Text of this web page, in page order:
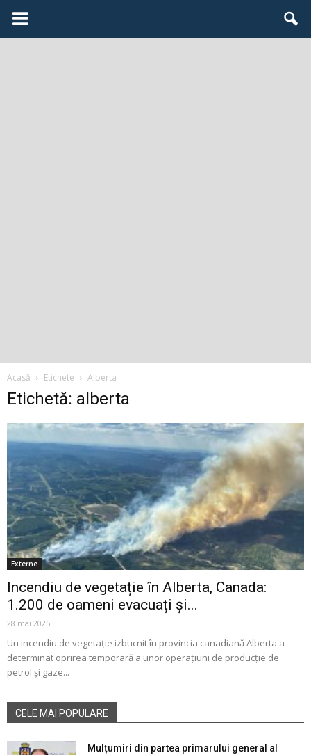
Acasă Etichete Alberta
Etichetă: alberta
Externe
Incendiu de vegetație în Alberta, Canada:
1.200 de oameni evacuați și...
28 mai 2025
Un incendiu de vegetație izbucnit în provincia canadiană Alberta a
determinat oprirea temporară a unor operațiuni de producție de
petrol și gaze...
CELE MAI POPULARE
Mulțumiri din partea primarului general al